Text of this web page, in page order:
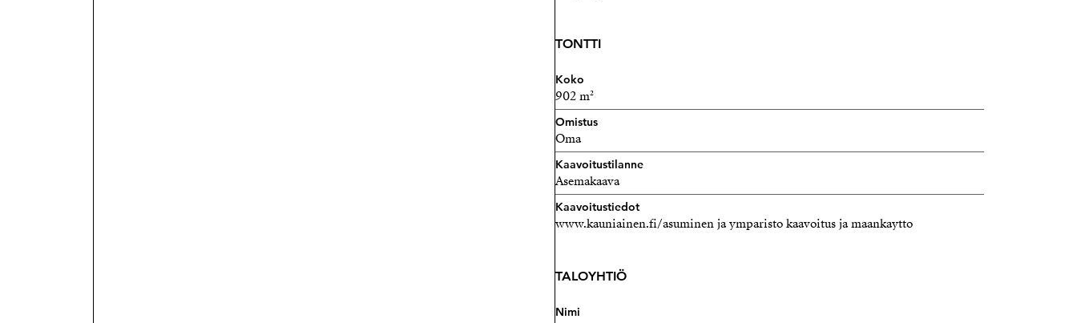
TONTTI
Koko
902 m²
Omistus
Oma
Kaavoitustilanne
Asemakaava
Kaavoitustiedot
www.kauniainen.fi/asuminen ja ymparisto kaavoitus ja maankaytto
TALOYHTIÖ
Nimi